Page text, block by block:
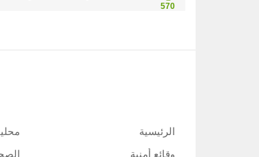
570
الرئيسية
وقائع أمنية